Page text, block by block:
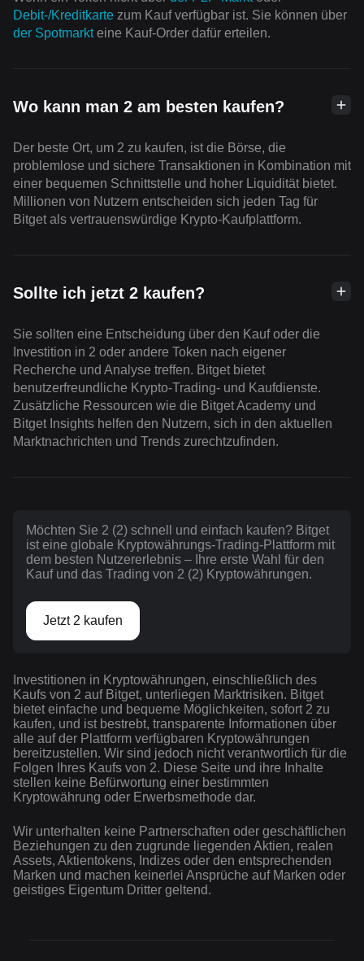
Debit-/Kreditkarte zum Kauf verfügbar ist. Sie können über
der Spotmarkteine Kauf-Order dafür erteilen.
Wo kann man 2 am besten kaufen?
Der beste Ort, um 2 zu kaufen, ist die Börse, die
problemlose und sichere Transaktionen in Kombination mit
einer bequemen Schnittstelle und hoher Liquidität bietet.
Millionen von Nutzern entscheiden sich jeden Tag für
Bitget als vertrauenswürdige Krypto-Kaufplattform.
Sollte ich jetzt 2 kaufen?
Sie sollten eine Entscheidung über den Kauf oder die
Investition in 2 oder andere Token nach eigener
Recherche und Analyse treffen. Bitget bietet
benutzerfreundliche Krypto-Trading- und Kaufdienste.
Zusätzliche Ressourcen wie die Bitget Academy und
Bitget Insights helfen den Nutzern, sich in den aktuellen
Marktnachrichten und Trends zurechtzufinden.
Möchten Sie 2 (2) schnell und einfach kaufen? Bitget
ist eine globale Kryptowährungs-Trading-Plattform mit
dem besten Nutzererlebnis – Ihre erste Wahl für den
Kauf und das Trading von 2 (2) Kryptowährungen.
Jetzt 2 kaufen
Investitionen in Kryptowährungen, einschließlich des
Kaufs von 2 auf Bitget, unterliegen Marktrisiken. Bitget
bietet einfache und bequeme Möglichkeiten, sofort 2 zu
kaufen, und ist bestrebt, transparente Informationen über
alle auf der Plattform verfügbaren Kryptowährungen
bereitzustellen. Wir sind jedoch nicht verantwortlich für die
Folgen Ihres Kaufs von 2. Diese Seite und ihre Inhalte
stellen keine Befürwortung einer bestimmten
Kryptowährung oder Erwerbsmethode dar.
Wir unterhalten keine Partnerschaften oder geschäftlichen
Beziehungen zu den zugrunde liegenden Aktien, realen
Assets, Aktientokens, Indizes oder den entsprechenden
Marken und machen keinerlei Ansprüche auf Marken oder
geistiges Eigentum Dritter geltend.